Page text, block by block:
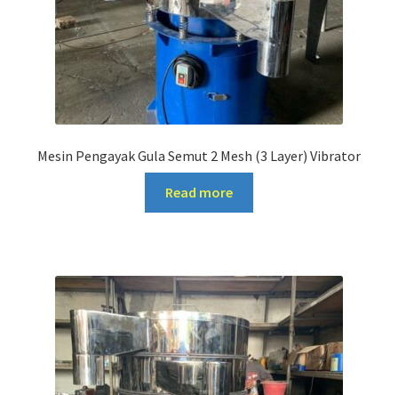
Mesin Pengayak Gula Semut 2 Mesh (3 Layer) Vibrator
Read more